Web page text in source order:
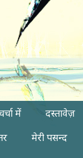
में दस्तावेज़
मेरी पसन्द